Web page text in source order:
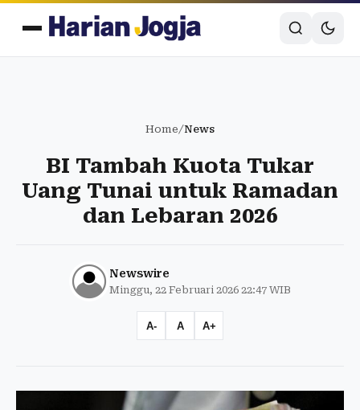
Home/News
BI Tambah Kuota Tukar
Uang Tunai untuk Ramadan
dan Lebaran 2026
Newswire
Minggu, 22 Februari 2026 22:47 WIB
A- A A+